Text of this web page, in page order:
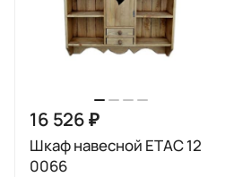
16 526 ₽
Шкаф навесной ETAC 12
0066